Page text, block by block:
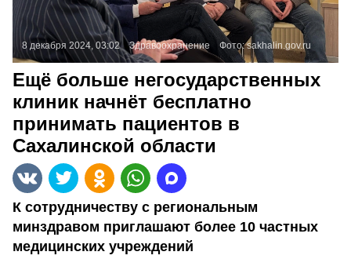
8 декабря 2024, 03:02 Здравоохранение Фото:sakhalin.gov.ru
Ещё больше негосударственных
клиник начнёт бесплатно
принимать пациентов в
Сахалинской области
К сотрудничеству с региональным
минздравом приглашают более 10 частных
медицинских учреждений